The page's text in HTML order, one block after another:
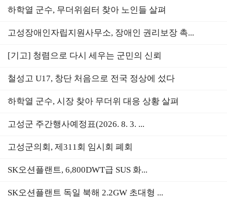
하학열 군수, 무더위쉼터 찾아 노인들 살펴
고성장애인자립지원사무소, 장애인 권리보장 촉...
[기고] 청렴으로 다시 세우는 군민의 신뢰
철성고 U17, 창단 처음으로 전국 정상에 섰다
하학열 군수, 시장 찾아 무더위 대응 상황 살펴
고성군 주간행사예정표(2026. 8. 3. ...
고성군의회, 제311회 임시회 폐회
SK오션플랜트, 6,800DWT급 SUS 화...
SK오션플랜트 독일 북해 2.2GW 초대형 ...